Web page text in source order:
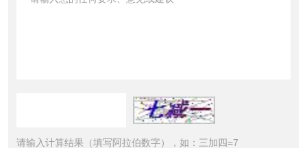
请输入计算结果（填写阿拉伯数字），如：三加四=7